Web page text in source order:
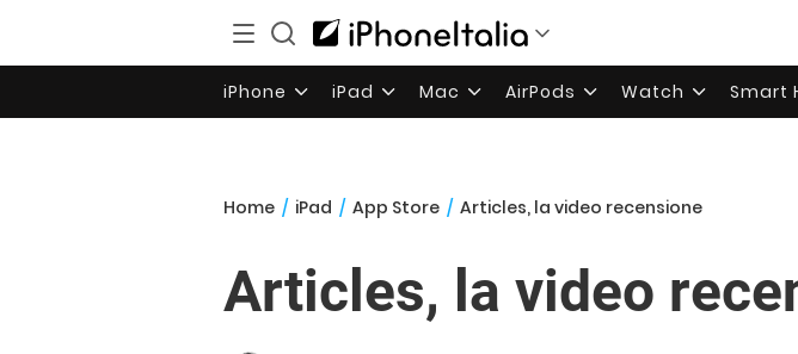
iPhone iPad Mac AirPods Watch Smart
Home / iPad / App Store / Articles, la video recensione
Articles, la video